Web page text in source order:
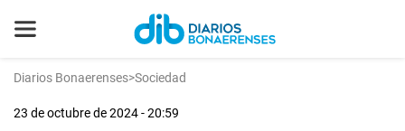
Diarios Bonaerenses>Sociedad
23 de octubre de 2024 - 20:59